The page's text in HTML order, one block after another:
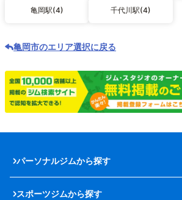
亀岡駅(4) 千代川駅(4)
亀岡市のエリア選択に戻る
パーソナルジムから探す
スポーツジムから探す